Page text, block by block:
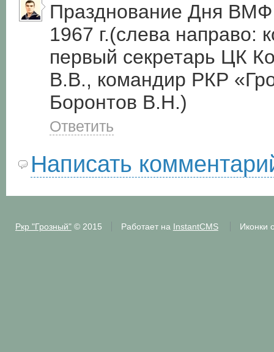
Празднование Дня
1967 г.(слева направо:
первый секретарь ЦК
В.В., командир РКР
Боронтов В.Н.)
Ответить
Написать
Ркр "Грозный"© 2015 Работает на InstantCMS Иконки